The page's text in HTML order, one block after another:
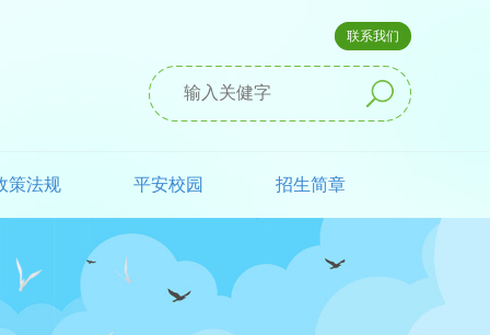
联系我们
策法规 平安校园 招生简章